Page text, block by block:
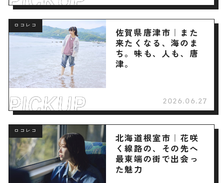
ロコレコ
佐賀県唐津市｜また
来たくなる、海のま
ち。味も、人も、唐
津。
2026.06.27
ロコレコ
北海道根室市｜花咲
く線路の、その先へ
最東端の街で出会っ
た魅力